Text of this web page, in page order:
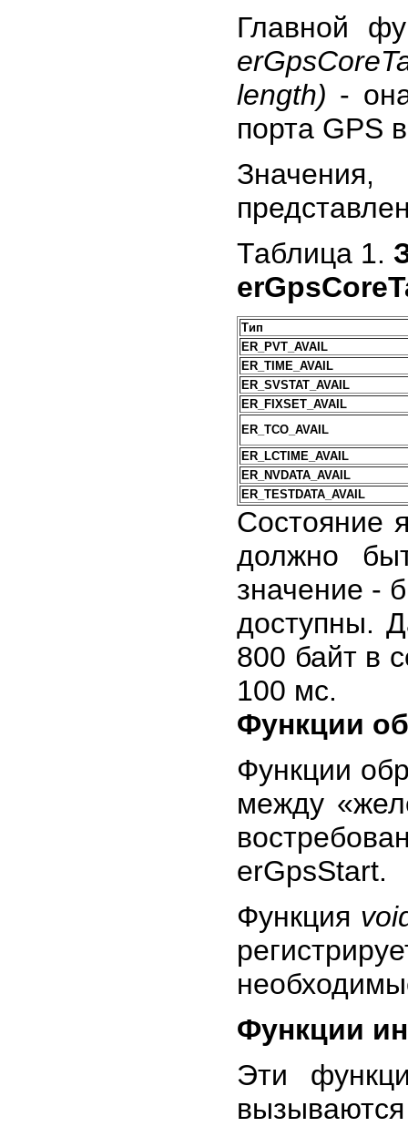
Главной
length) -
порта GPS
Таблица 1.
Тип
ER_PVT_AVAIL
ER_TIME_AVAIL
ER_SVSTAT_AVAIL
ER_FIXSET_AVAIL
ER_TCO_AVAIL
ER_LCTIME_AVAIL
ER_NVDATA_AVAIL
ER_TESTDATA_AVAIL
Состояние
должно
значение -
доступны.
800 байт в
100 мс.
Функции
Функции
между
erGpsStart.
Функция
Функции
Эти